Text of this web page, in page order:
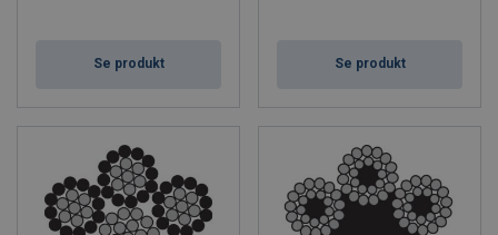
Se produkt Se produkt